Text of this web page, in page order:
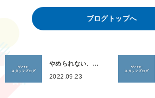
ブログトップへ
やめられない、…
2022.09.23